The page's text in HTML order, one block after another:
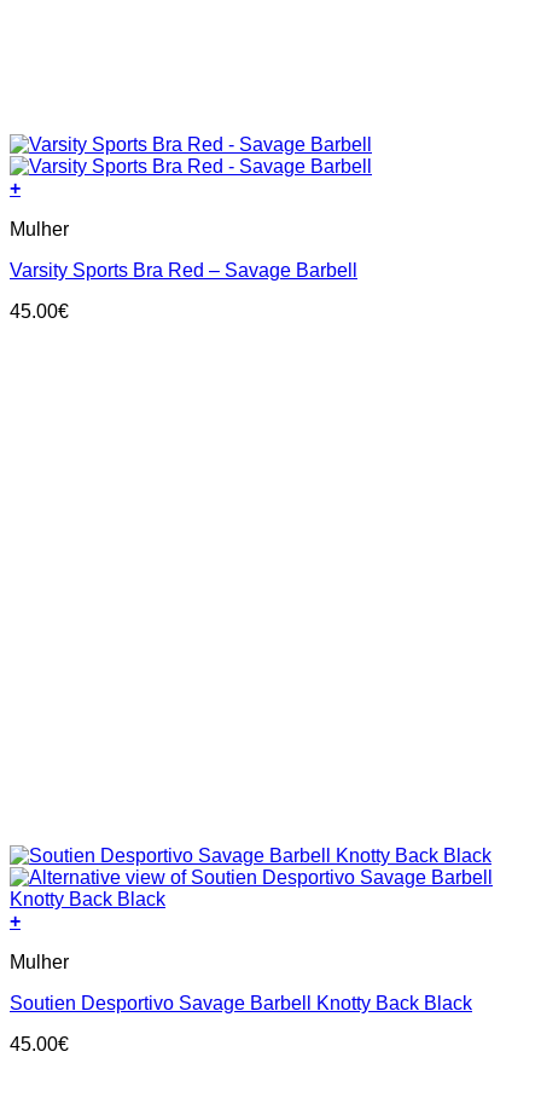
+
product
multiple
The
Mulher
Varsity Sports Bra Red – Savage Barbell
45.00€
+
product
multiple
The
Mulher
Soutien Desportivo Savage Barbell Knotty Back Black
45.00€